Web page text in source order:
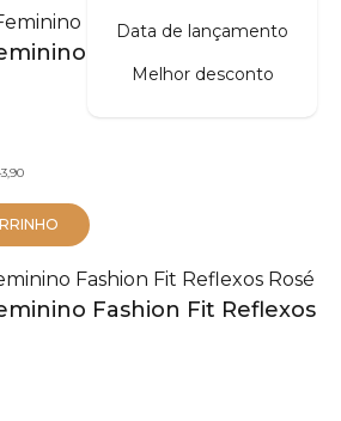
Data de lançamento
Melhor desconto
Fashion Fit Glam
Fashion Fit Reflexos